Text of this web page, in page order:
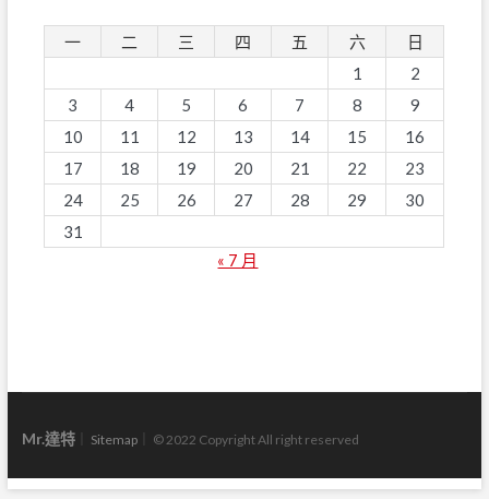
一 二 三 四 五 六
日
1
2
3
4 5 6 7 8
9
10
11 12 13 14 15
16
17
18 19 20 21 22
23
24
25 26 27 28 29
30
31
« 7 月
Mr.達特｜ Sitemap｜ © 2022 Copyright All right reserved